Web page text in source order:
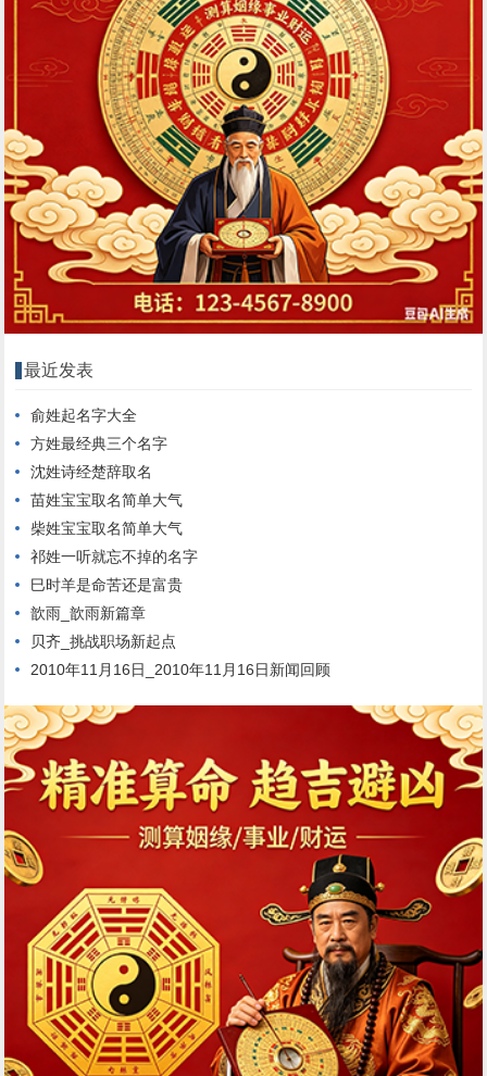
最近发表
俞姓起名字大全
方姓最经典三个名字
沈姓诗经楚辞取名
苗姓宝宝取名简单大气
柴姓宝宝取名简单大气
祁姓一听就忘不掉的名字
巳时羊是命苦还是富贵
歆雨_歆雨新篇章
贝齐_挑战职场新起点
2010年11月16日_2010年11月16日新闻回顾